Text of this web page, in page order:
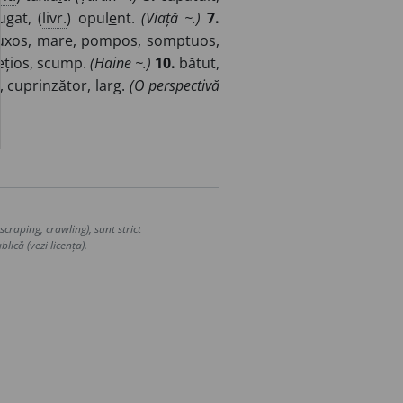
(livr.) opulent. (Viață ~.) 7.
mare, pompos, somptuos,
scump. (Haine ~.) 10. bătut,
cuprinzător, larg. (O perspectivă
crawling), sunt strict
(vezi licența).